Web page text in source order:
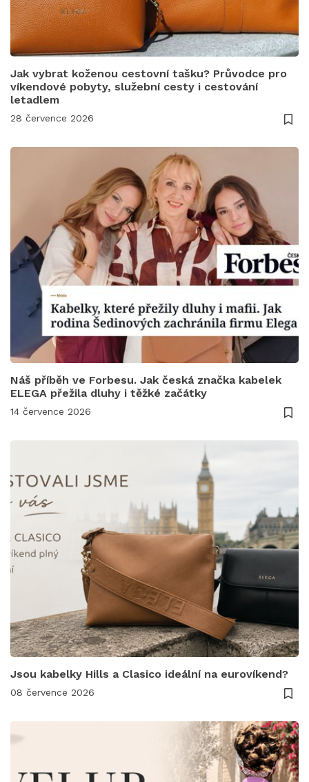
Jak vybrat koženou cestovní tašku? Průvodce pro
víkendové pobyty, služební cesty i cestování
letadlem
28 července 2026
Náš příběh ve Forbesu. Jak česká značka kabelek
ELEGA přežila dluhy i těžké začátky
14 července 2026
Jsou kabelky Hills a Clasico ideální na eurovíkend?
08 července 2026